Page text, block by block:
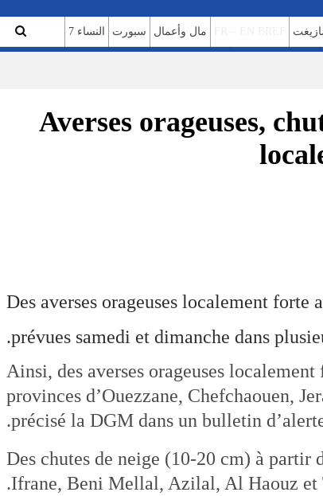
مال وأعمال سبورت النساء 7
Averses orageuses,
Des averses orageuses localement forte
prévues samedi et dimanche dans
Ainsi, des averses orageuses
provinces d’Ouezzane, Chefchaouen,
précisé la DGM dans un bulletin
Des chutes de neige (10-20 cm) à partir
Ifrane, Beni Mellal, Azilal, Al Haouz et